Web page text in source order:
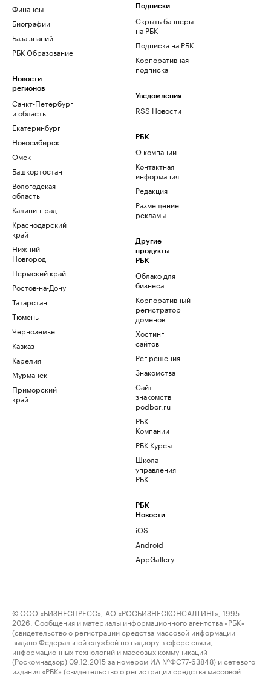
Финансы
Биографии
База знаний
РБК Образование
Новости
регионов
Санкт-Петербург
и область
Екатеринбург
Новосибирск
Омск
Башкортостан
Вологодская
область
Калининград
Краснодарский
край
Нижний
Новгород
Пермский край
Ростов-на-Дону
Татарстан
Тюмень
Черноземье
Кавказ
Карелия
Мурманск
Приморский
край
Подписки
Скрыть баннеры
на РБК
Подписка на РБК
Корпоративная
подписка
Уведомления
RSS Новости
РБК
О компании
Контактная
информация
Редакция
Размещение
рекламы
Другие
продукты
РБК
Облако для
бизнеса
Корпоративный
регистратор
доменов
Хостинг
сайтов
Рег.решения
Знакомства
Сайт
знакомств
podbor.ru
РБК
Компании
РБК Курсы
Школа
управления
РБК
РБК
Новости
iOS
Android
AppGallery
© ООО «БИЗНЕСПРЕСС», АО «РОСБИЗНЕСКОНСАЛТИНГ», 1995–
2026. Сообщения и материалы информационного агентства «РБК»
(свидетельство о регистрации средства массовой информации
выдано Федеральной службой по надзору в сфере связи,
информационных технологий и массовых коммуникаций
(Роскомнадзор) 09.12.2015 за номером ИА №ФС77-63848) и сетевого
издания «РБК» (свидетельство о регистрации средства массовой